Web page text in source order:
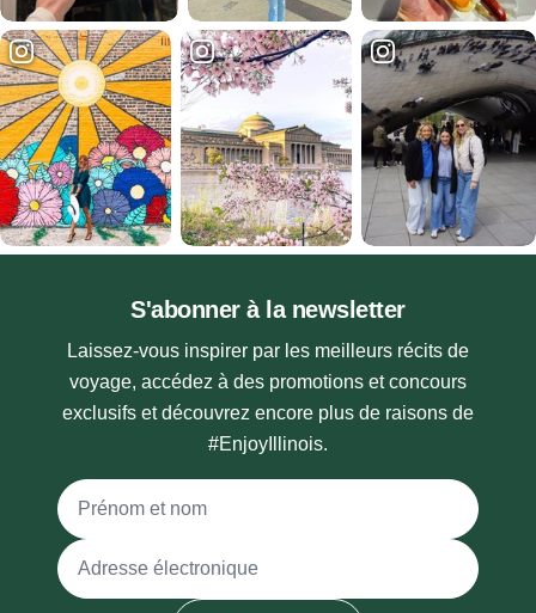
S'abonner à la newsletter
Laissez-vous inspirer par les meilleurs récits de
voyage, accédez à des promotions et concours
exclusifs et découvrez encore plus de raisons de
#EnjoyIllinois.
Nom complet
Adresse électronique